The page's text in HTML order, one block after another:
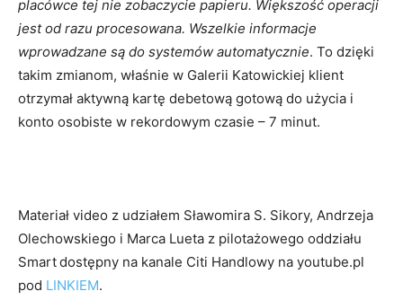
placówce tej nie zobaczycie papieru. Większość operacji
jest od razu procesowana. Wszelkie informacje
wprowadzane są do systemów automatycznie. To dzięki
takim zmianom, właśnie w Galerii Katowickiej klient
otrzymał aktywną kartę debetową gotową do użycia i
konto osobiste w rekordowym czasie – 7 minut.
Materiał video z udziałem Sławomira S. Sikory, Andrzeja
Olechowskiego i Marca Lueta z pilotażowego oddziału
Smartdostępny na kanale Citi Handlowy na youtube.pl
pod LINKIEM.